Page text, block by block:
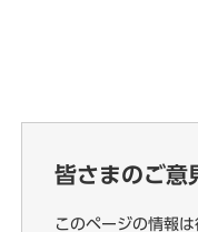
皆さまのご意
このページの情報